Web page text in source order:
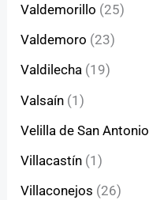
Valdemorillo (25)
Valdemoro (23)
Valdilecha (19)
Valsaín (1)
Velilla de San Antonio
Villacastín (1)
Villaconejos (26)